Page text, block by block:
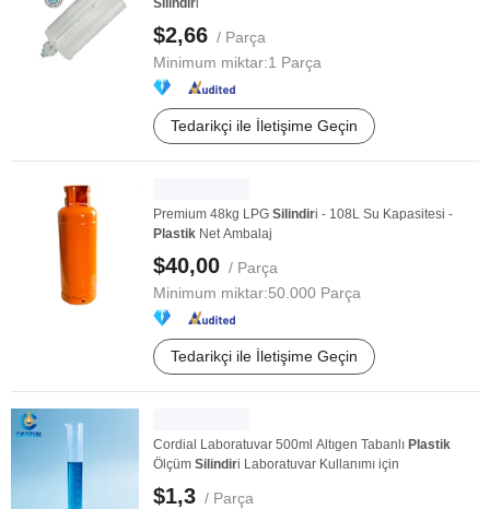
Silindir
$2,66 / Parça
Minimum miktar:1 Parça
Tedarikçi ile İletişime Geçin
Premium 48kg LPG Silindiri - 108L Su Kapasitesi -
Plastik Net Ambalaj
$40,00 / Parça
Minimum miktar:50.000 Parça
Tedarikçi ile İletişime Geçin
Cordial Laboratuvar 500ml Altıgen Tabanlı Plastik
Ölçüm Silindiri Laboratuvar Kullanımı için
$1,3 / Parça